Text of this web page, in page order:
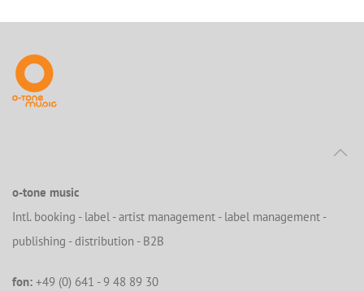
o-tone music
Intl. booking - label - artist management - label management -
publishing - distribution - B2B
fon: +49 (0) 641 - 9 48 89 30